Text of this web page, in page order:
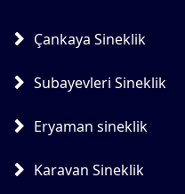
Çankaya Sineklik
Subayevleri Sineklik
Eryaman sineklik
Karavan Sineklik